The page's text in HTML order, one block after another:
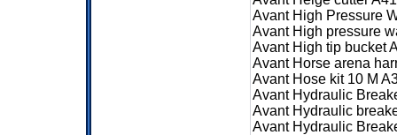
Avant High Pressure
Avant High pressure
Avant High tip bucket
Avant Horse arena
Avant Hose kit 10 M
Avant Hydraulic
Avant Hydraulic
Avant Hydraulic